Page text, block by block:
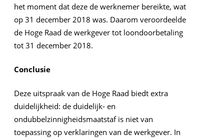
het moment dat deze de werknemer bereikte, wat
op 31 december 2018 was. Daarom veroordeelde
de Hoge Raad de werkgever tot loondoorbetaling
tot 31 december 2018.
Conclusie
Deze uitspraak van de Hoge Raad biedt extra
duidelijkheid: de duidelijk- en
ondubbelzinnigheidsmaatstaf is niet van
toepassing op verklaringen van de werkgever. In